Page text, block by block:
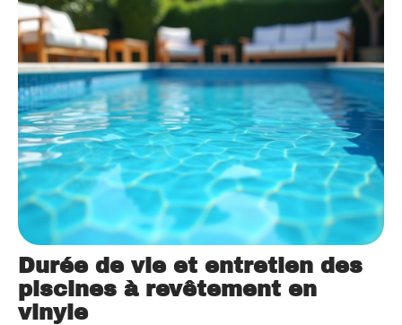
Durée de vie et entretien des
piscines à revêtement en
vinyle